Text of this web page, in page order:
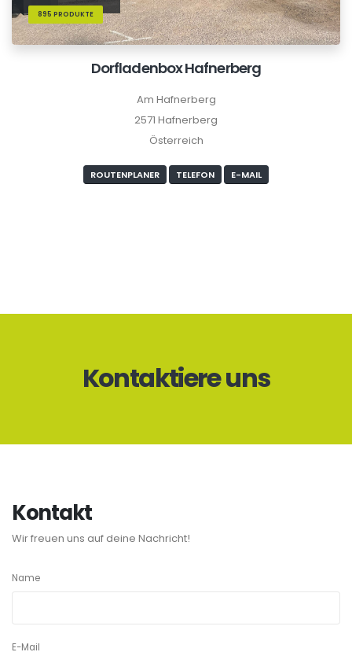
895 PRODUKTE
Dorfladenbox Hafnerberg
Am Hafnerberg
2571 Hafnerberg
Österreich
ROUTENPLANER TELEFON E-MAIL
Kontaktiere uns
Kontakt
Wir freuen uns auf deine Nachricht!
Name
E-Mail